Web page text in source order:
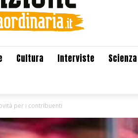
Cultura Interviste
Scienza
per i contribuenti